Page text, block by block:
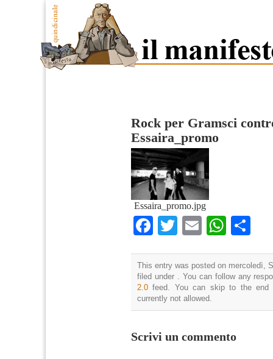
Rock per Gramsci
Essaira_promo
Essaira_promo.jpg
Facebook
TwitterEmail
This entry was posted on mercoledì,
filed under . You can follow any
2.0 feed. You can skip to the end
currently not allowed.
Scrivi un commento